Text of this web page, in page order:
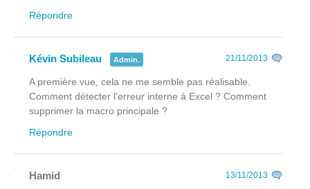
Répondre
Kévin Subileau Admin. 21/11/2013
A première vue, cela ne me semble pas réalisable.
Comment détecter l'erreur interne à Excel ? Comment
supprimer la macro principale ?
Répondre
Hamid 13/11/2013